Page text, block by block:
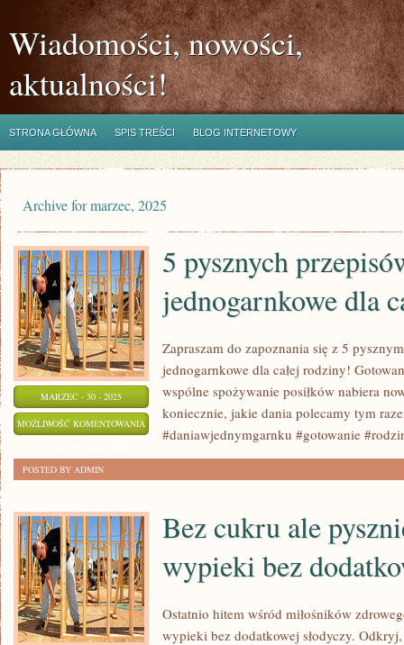
Wiadomości, nowości,
aktualności!
STRONA GŁÓWNA SPIS TREŚCI BLOG INTERNETOWY
Archive for marzec, 2025
MARZEC - 30 - 2025
MOŻLIWOŚĆ KOMENTOWANIA
DANIA
JEDNOGARNKOWE
CAŁEJ
5 pysznych
jednogarnkowe dla
Zapraszam do zapoznania się z 5
jednogarnkowe dla całej rodziny!
wspólne spożywanie posiłków nabiera
koniecznie, jakie dania polecamy tym
#daniawjednymgarnku #gotowanie
POSTED BY ADMIN
Bez cukru ale
wypieki bez
Ostatnio hitem wśród miłośników
wypieki bez dodatkowej słodyczy.